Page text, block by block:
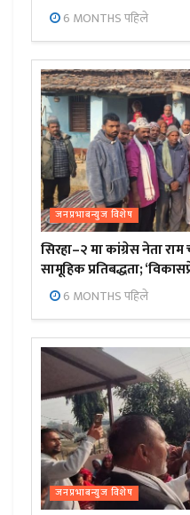
6 MONTHS पहिले
जनप्रभाबन्युज विशेष
सिरहा–२ मा कांग्रेस नेता
सामूहिक प्रतिबद्धता;
6 MONTHS पहिले
जनप्रभाबन्युज विशेष